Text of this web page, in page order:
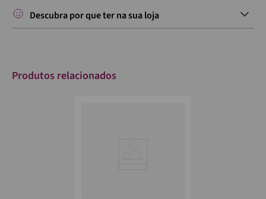
Descubra por que ter na sua loja
Produtos relacionados